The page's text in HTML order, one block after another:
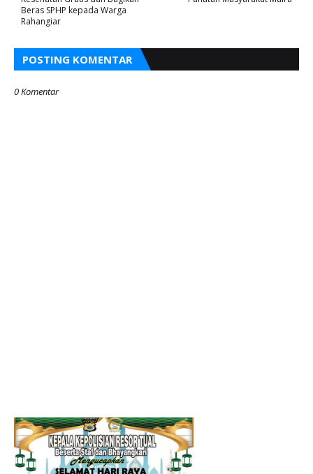
Beras SPHP kepada Warga
Rahangiar
POSTING KOMENTAR
0 Komentar